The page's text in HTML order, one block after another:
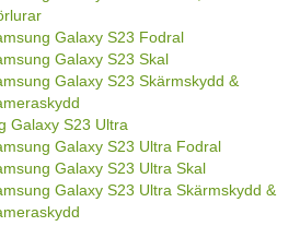
Galaxy S23 Fodral
Galaxy S23 Skal
Galaxy S23 Skärmskydd &
Galaxy S23 Ultra
Galaxy S23 Ultra Fodral
Galaxy S23 Ultra Skal
Galaxy S23 Ultra Skärmskydd &